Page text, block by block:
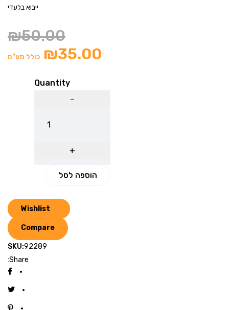
ייבוא בלעדי
₪50.00
₪35.00 כולל מע"מ
Quantity
הוספה לסל
Wishlist
Compare
SKU:92289
Share: